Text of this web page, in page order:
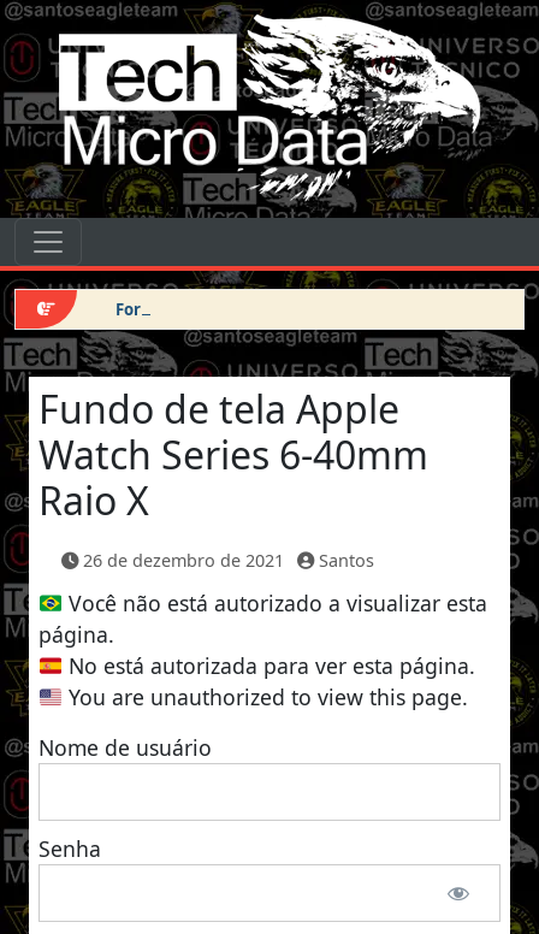
Pular para o conteúdo
Tech Micro Data
Pular para o conteúdo
Navegação principal
Force DFU iPhone 14 Pro Max
Fundo de tela Apple
Watch Series 6-40mm
Raio X
26 de dezembro de 2021 Santos
Você não está autorizado a visualizar esta
página.
No está autorizada para ver esta página.
You are unauthorized to view this page.
Nome de usuário
Senha